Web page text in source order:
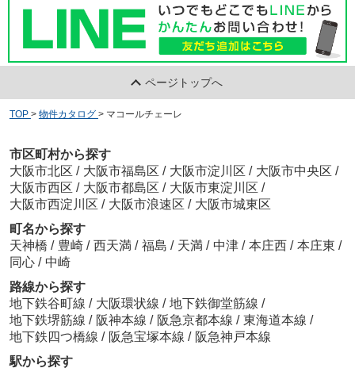
ページトップへ
TOP > 物件カタログ > マコールチェーレ
市区町村から探す
大阪市北区 / 大阪市福島区 / 大阪市淀川区 / 大阪市中央区 /
大阪市西区 / 大阪市都島区 / 大阪市東淀川区 /
大阪市西淀川区 / 大阪市浪速区 / 大阪市城東区
町名から探す
天神橋 / 豊崎 / 西天満 / 福島 / 天満 / 中津 / 本庄西 / 本庄東 /
同心 / 中崎
路線から探す
地下鉄谷町線 / 大阪環状線 / 地下鉄御堂筋線 /
地下鉄堺筋線 / 阪神本線 / 阪急京都本線 / 東海道本線 /
地下鉄四つ橋線 / 阪急宝塚本線 / 阪急神戸本線
駅から探す